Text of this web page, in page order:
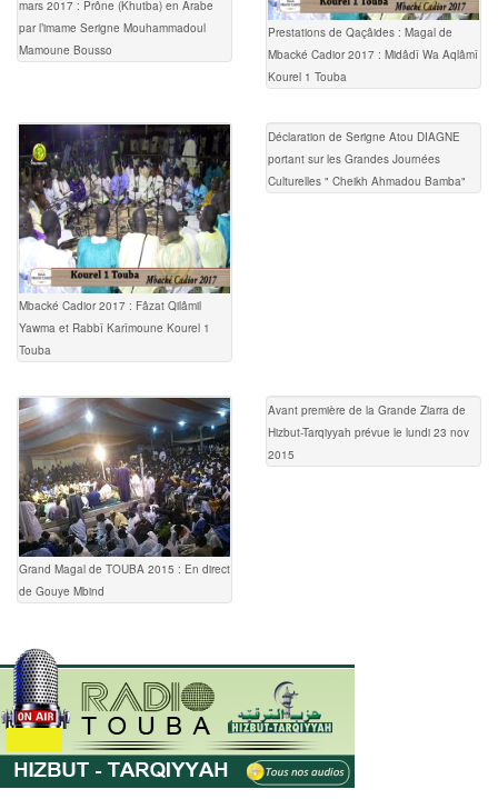
mars 2017 : Prône (Khutba) en Arabe
par l’imame Serigne Mouhammadoul
Mamoune Bousso
Prestations de Qaçâides : Magal de
Mbacké Cadior 2017 : Midâdî Wa Aqlâmî
Kourel 1 Touba
Mbacké Cadior 2017 : Fâzat Qilâmil
Yawma et Rabbî Karîmoune Kourel 1
Touba
Déclaration de Serigne Atou DIAGNE
portant sur les Grandes Journées
Culturelles " Cheikh Ahmadou Bamba"
Grand Magal de TOUBA 2015 : En direct
de Gouye Mbind
Avant première de la Grande Ziarra de
Hizbut-Tarqiyyah prévue le lundi 23 nov
2015